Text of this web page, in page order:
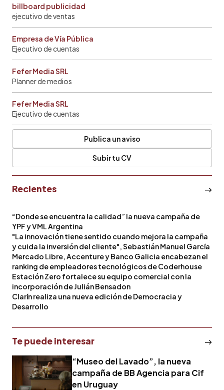
billboard publicidad
ejecutivo de ventas
Empresa de Vía Pública
Ejecutivo de cuentas
Fefer Media SRL
Planner de medios
Fefer Media SRL
Ejecutivo de cuentas
Publica un aviso
Subir tu CV
Recientes
“Donde se encuentra la calidad” la nueva campaña de
YPF y VML Argentina
"La innovación tiene sentido cuando mejora la campaña
y cuida la inversión del cliente", Sebastián Manuel García
Mercado Libre, Accenture y Banco Galicia encabezan el
ranking de empleadores tecnológicos de Coderhouse
Estación Zero fortalece su equipo comercial con la
incorporación de Julián Bensadon
Clarín realiza una nueva edición de Democracia y
Desarrollo
Te puede interesar
“Museo del Lavado”, la nueva
campaña de BB Agencia para Cif
en Uruguay